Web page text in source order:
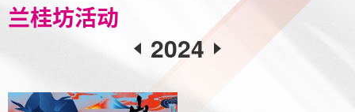
品牌合作
艺术与娱乐
兰桂坊活动
2024